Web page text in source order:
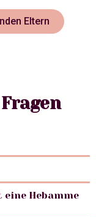
Eltern
Hebamme